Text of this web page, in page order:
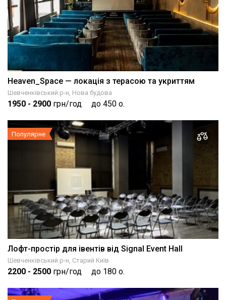
Heaven_Space — локація з терасою та укриттям
Шевченківський р-н, Нова будова
1950 - 2900 грн/год до 450 о.
Популярне
Лофт-простір для івентів від Signal Event Hall
Шевченківський р-н, Старий Київ
2200 - 2500 грн/год до 180 о.